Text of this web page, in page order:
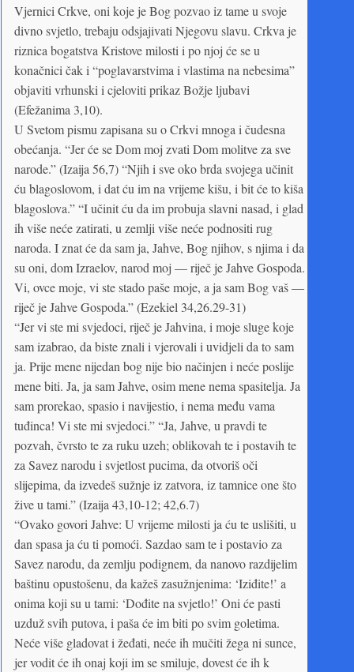
Vjernici Crkve, oni koje je Bog pozvao iz tame u svoje
divno svjetlo, trebaju odsjajivati Njegovu slavu. Crkva je
riznica bogatstva Kristove milosti i po njoj će se u
konačnici čak i “poglavarstvima i vlastima na nebesima”
objaviti vrhunski i cjeloviti prikaz Božje ljubavi
(Efežanima 3,10).
U Svetom pismu zapisana su o Crkvi mnoga i čudesna
obećanja. “Jer će se Dom moj zvati Dom molitve za sve
narode.” (Izaija 56,7) “Njih i sve oko brda svojega učinit
ću blagoslovom, i dat ću im na vrijeme kišu, i bit će to kiša
blagoslova.” “I učinit ću da im probuja slavni nasad, i glad
ih više neće zatirati, u zemlji više neće podnositi rug
naroda. I znat će da sam ja, Jahve, Bog njihov, s njima i da
su oni, dom Izraelov, narod moj — riječ je Jahve Gospoda.
Vi, ovce moje, vi ste stado paše moje, a ja sam Bog vaš —
riječ je Jahve Gospoda.” (Ezekiel 34,26.29-31)
“Jer vi ste mi svjedoci, riječ je Jahvina, i moje sluge koje
sam izabrao, da biste znali i vjerovali i uvidjeli da to sam
ja. Prije mene nijedan bog nije bio načinjen i neće poslije
mene biti. Ja, ja sam Jahve, osim mene nema spasitelja. Ja
sam prorekao, spasio i navijestio, i nema među vama
tuđinca! Vi ste mi svjedoci.” “Ja, Jahve, u pravdi te
pozvah, čvrsto te za ruku uzeh; oblikovah te i postavih te
za Savez narodu i svjetlost pucima, da otvoriš oči
slijepima, da izvedeš sužnje iz zatvora, iz tamnice one što
žive u tami.” (Izaija 43,10-12; 42,6.7)
“Ovako govori Jahve: U vrijeme milosti ja ću te uslišiti, u
dan spasa ja ću ti pomoći. Sazdao sam te i postavio za
Savez narodu, da zemlju podignem, da nanovo razdijelim
baštinu opustošenu, da kažeš zasužnjenima: ‘Iziđite!’ a
onima koji su u tami: ‘Dođite na svjetlo!’ Oni će pasti
uzduž svih putova, i paša će im biti po svim goletima.
Neće više gladovat i žeđati, neće ih mučiti žega ni sunce,
jer vodit će ih onaj koji im se smiluje, dovest će ih k